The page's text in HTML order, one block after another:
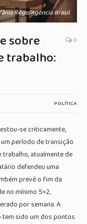
Rêgo/Agência Brasil
sobre
trabalho:
0
POLÍTICA
se criticamente,
período de transição
atualmente de
defendeu uma
prevê o fim da
no mínimo 5×2,
por semana. A
sido um dos pontos